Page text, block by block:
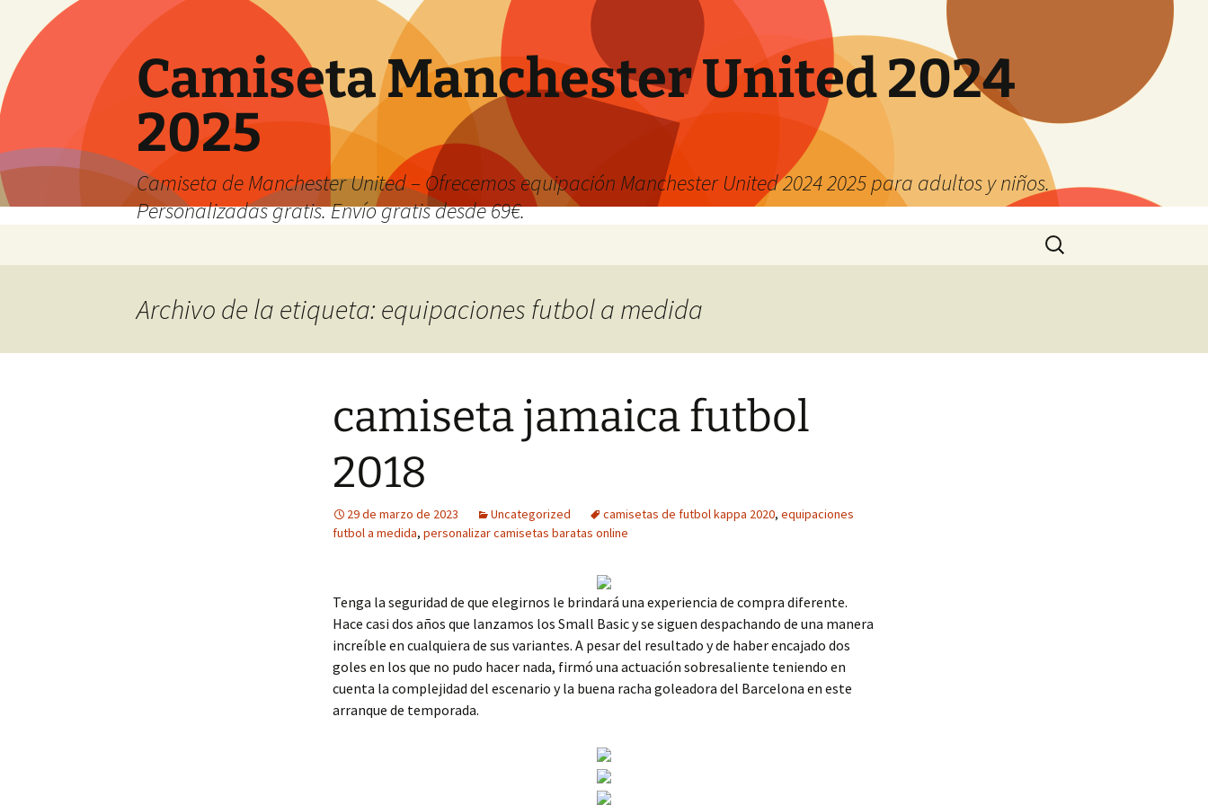
Camiseta Manchester United 2024
2025
Camiseta de Manchester United – Ofrecemos equipación Manchester United 2024 2025 para adultos y niños.
Personalizadas gratis. Envío gratis desde 69€.
Buscar:
Archivo de la etiqueta: equipaciones futbol a medida
camiseta jamaica futbol
2018
29 de marzo de 2023 Uncategorized camisetas de futbol kappa 2020, equipaciones
futbol a medida, personalizar camisetas baratas online
Tenga la seguridad de que elegirnos le brindará una experiencia de compra diferente.
Hace casi dos años que lanzamos los Small Basic y se siguen despachando de una manera
increíble en cualquiera de sus variantes. A pesar del resultado y de haber encajado dos
goles en los que no pudo hacer nada, firmó una actuación sobresaliente teniendo en
cuenta la complejidad del escenario y la buena racha goleadora del Barcelona en este
arranque de temporada.